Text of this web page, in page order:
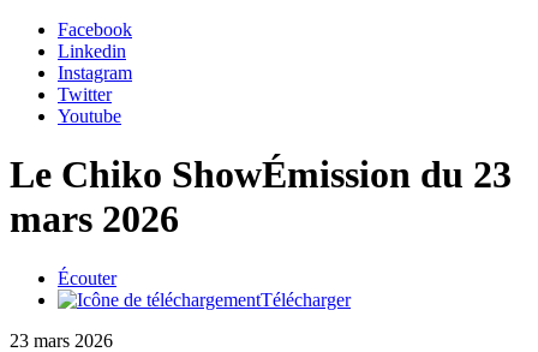
Facebook
Linkedin
Instagram
Twitter
Youtube
Le Chiko ShowÉmission du 23
mars 2026
Écouter
Télécharger
23 mars 2026